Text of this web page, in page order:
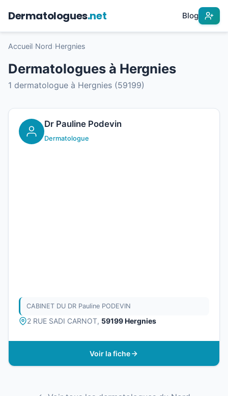
Dermatologues.net Blog
Accueil Nord Hergnies
Dermatologues à Hergnies
1 dermatologue à Hergnies (59199)
Dr Pauline Podevin
Dermatologue
CABINET DU DR Pauline PODEVIN
2 RUE SADI CARNOT, 59199 Hergnies
Voir la fiche